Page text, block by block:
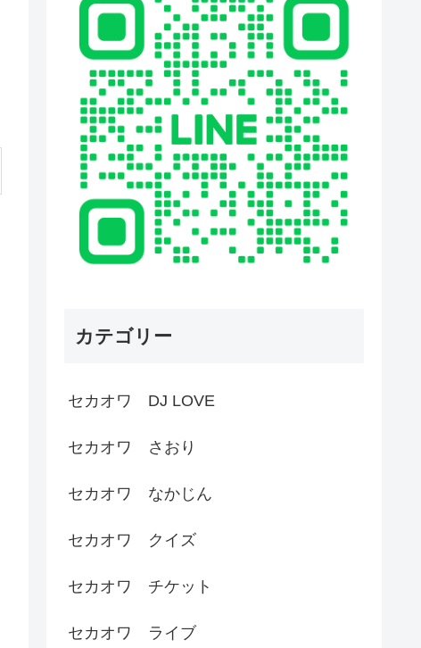
カテゴリー
セカオワ DJ LOVE
セカオワ さおり
セカオワ なかじん
セカオワ クイズ
セカオワ チケット
セカオワ ライブ